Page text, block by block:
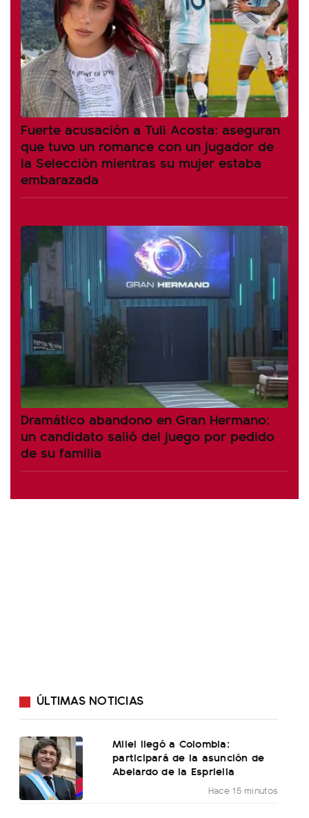
Fuerte acusación a Tuli Acosta: aseguran
que tuvo un romance con un jugador de
la Selección mientras su mujer estaba
embarazada
Dramático abandono en Gran Hermano:
un candidato salió del juego por pedido
de su familia
ÚLTIMAS NOTICIAS
Milei llegó a Colombia:
participará de la asunción de
Abelardo de la Espriella
Hace 15 minutos